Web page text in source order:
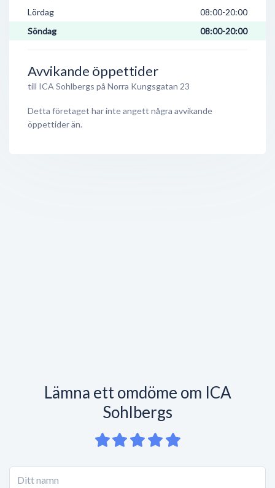
Lördag
08:00-20:00
Söndag
08:00-20:00
Avvikande öppettider
till ICA Sohlbergs på Norra Kungsgatan 23
Detta företaget har inte angett några avvikande
öppettider än.
Lämna ett omdöme om ICA
Sohlbergs